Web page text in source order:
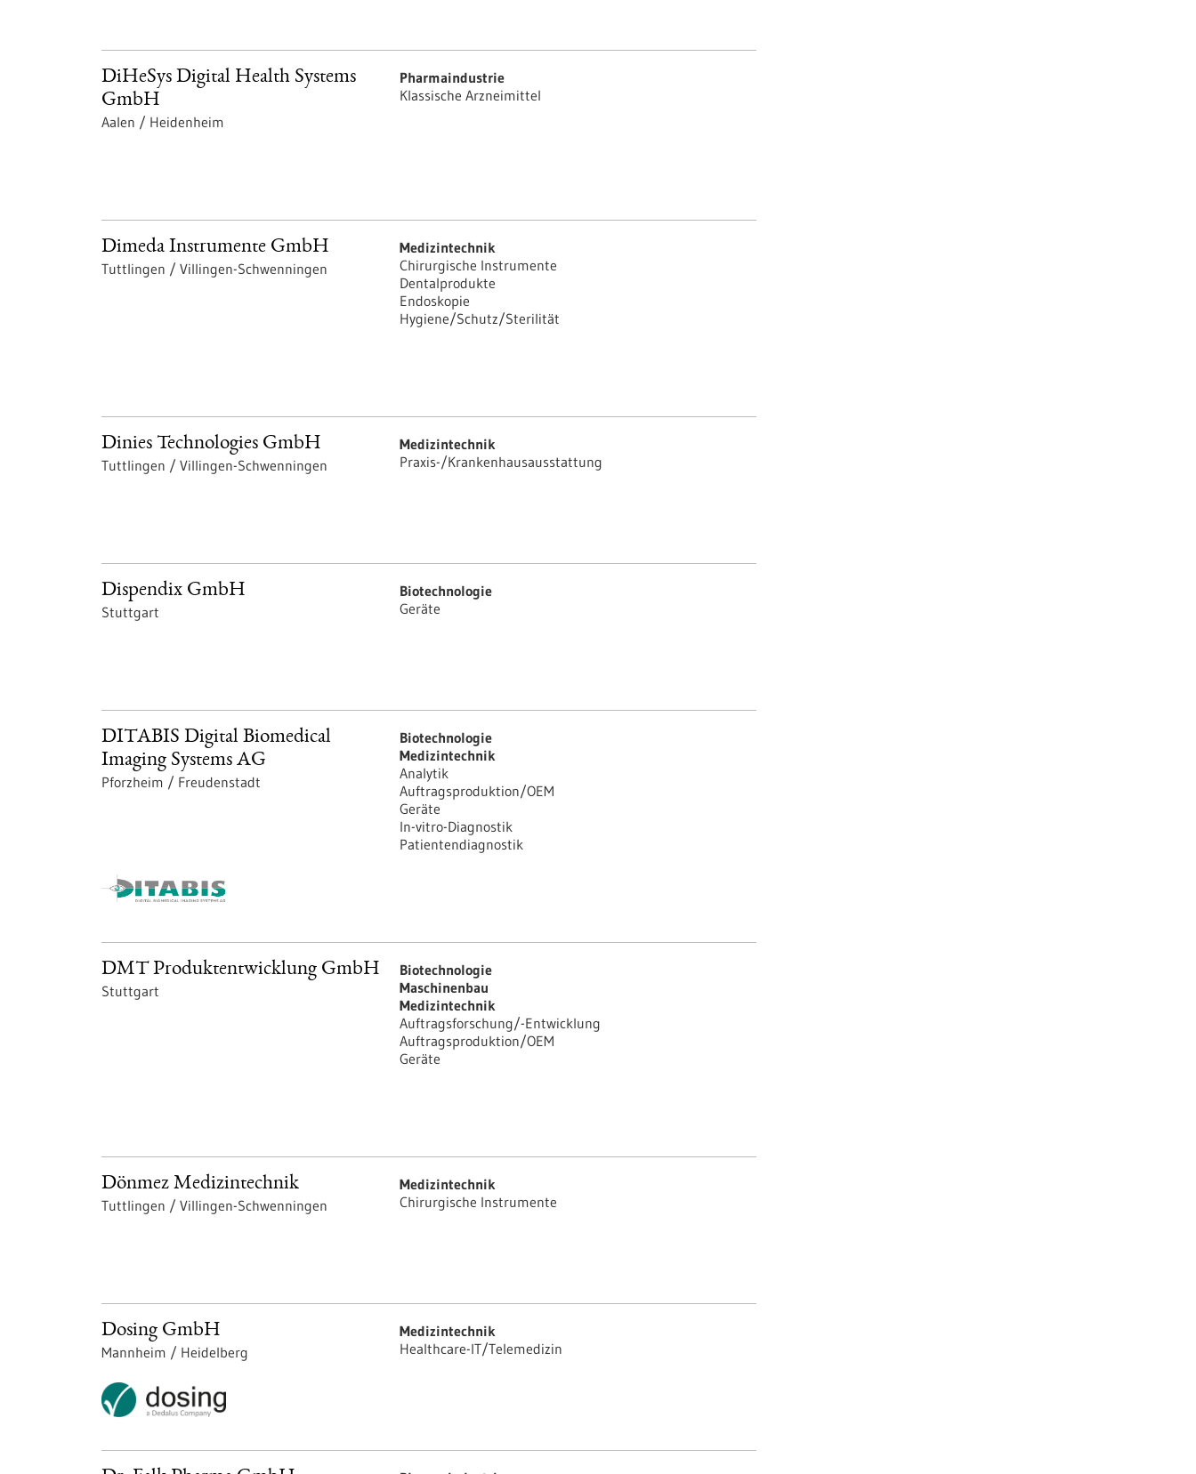
DiHeSys Digital Health Systems
GmbH
Aalen / Heidenheim
Pharmaindustrie
Klassische Arzneimittel
Dimeda Instrumente GmbH
Tuttlingen / Villingen-Schwenningen
Medizintechnik
Chirurgische Instrumente
Dentalprodukte
Endoskopie
Hygiene/Schutz/Sterilität
Dinies Technologies GmbH
Tuttlingen / Villingen-Schwenningen
Medizintechnik
Praxis-/Krankenhausausstattung
Dispendix GmbH
Stuttgart
Biotechnologie
Geräte
DITABIS Digital Biomedical
Imaging Systems AG
Pforzheim / Freudenstadt
Biotechnologie
Medizintechnik
Analytik
Auftragsproduktion/OEM
Geräte
In-vitro-Diagnostik
Patientendiagnostik
DMT Produktentwicklung GmbH
Stuttgart
Biotechnologie
Maschinenbau
Medizintechnik
Auftragsforschung/-Entwicklung
Auftragsproduktion/OEM
Geräte
Dönmez Medizintechnik
Tuttlingen / Villingen-Schwenningen
Medizintechnik
Chirurgische Instrumente
Dosing GmbH
Mannheim / Heidelberg
Medizintechnik
Healthcare-IT/Telemedizin